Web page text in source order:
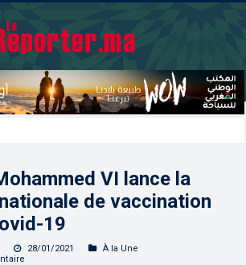
VI lance la
de vaccination
19
28/01/2021
À la Une